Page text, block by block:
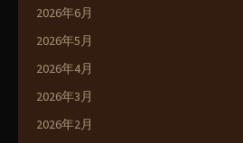
2026年6月
2026年5月
2026年4月
2026年3月
2026年2月